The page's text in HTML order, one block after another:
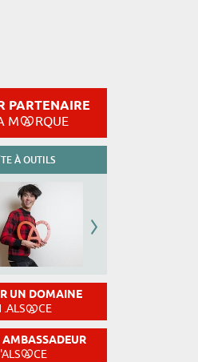
PARTENAIRE
M RQUE
À OUTILS
UN DOMAINE
.ALS CE
AMBASSADEUR
CE